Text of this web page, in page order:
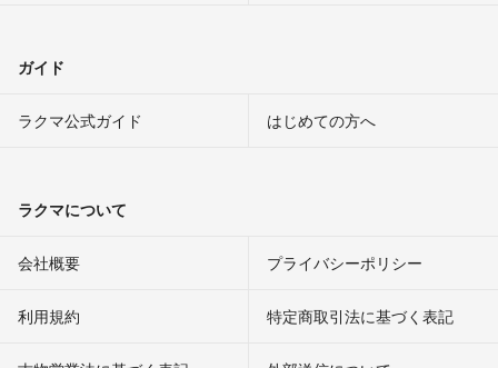
ガイド
ラクマ公式ガイド はじめての方へ
ラクマについて
会社概要 プライバシーポリシー
利用規約 特定商取引法に基づく表記